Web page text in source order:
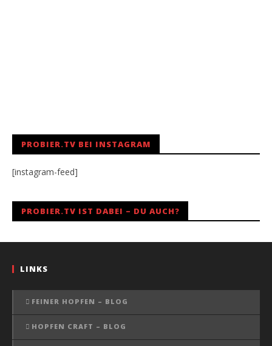
PROBIER.TV BEI INSTAGRAM
[instagram-feed]
PROBIER.TV IST DABEI – DU AUCH?
LINKS
FEINER HOPFEN – BLOG
HOPFEN CRAFT – BLOG